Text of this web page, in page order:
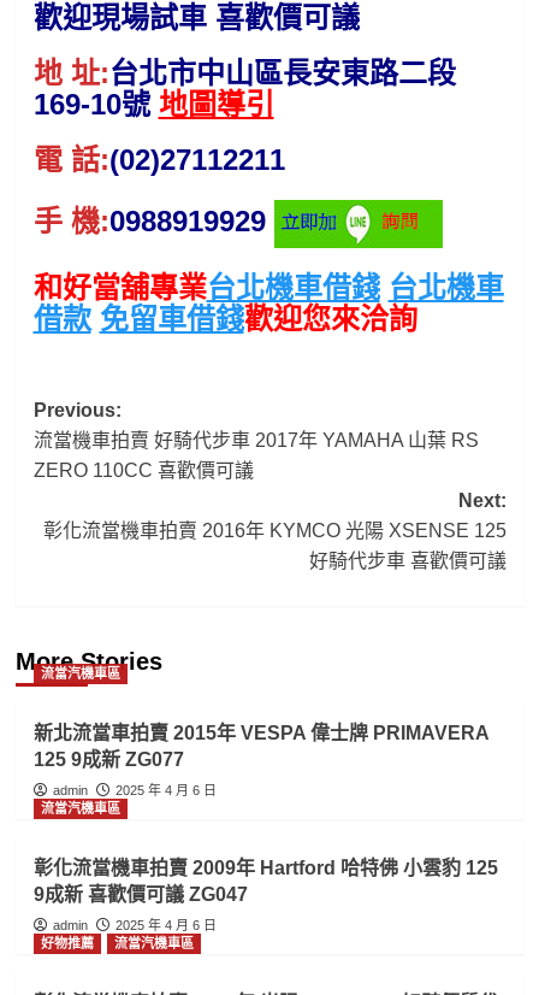
歡迎現場試車 喜歡價可議
地 址:台北市中山區長安東路二段
169-10號 地圖導引
電 話:(02)27112211
手 機:0988919929
和好當舖專業台北機車借錢 台北機車
借款 免留車借錢歡迎您來洽詢
Post
navigation
Previous:
流當機車拍賣 好騎代步車 2017年 YAMAHA 山葉 RS
ZERO 110CC 喜歡價可議
Next:
彰化流當機車拍賣 2016年 KYMCO 光陽 XSENSE 125
好騎代步車 喜歡價可議
More Stories
流當汽機車區
新北流當車拍賣 2015年 VESPA 偉士牌 PRIMAVERA
125 9成新 ZG077
admin
2025 年 4 月 6 日
流當汽機車區
彰化流當機車拍賣 2009年 Hartford 哈特佛 小雲豹 125
9成新 喜歡價可議 ZG047
admin
2025 年 4 月 6 日
好物推薦
流當汽機車區